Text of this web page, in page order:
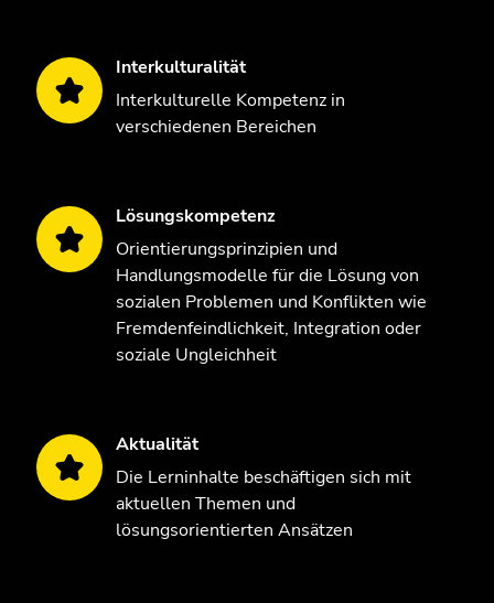
Interkulturalität
Interkulturelle Kompetenz in
verschiedenen Bereichen
Lösungskompetenz
Orientierungsprinzipien und
Handlungsmodelle für die Lösung von
sozialen Problemen und Konflikten wie
Fremdenfeindlichkeit, Integration oder
soziale Ungleichheit
Aktualität
Die Lerninhalte beschäftigen sich mit
aktuellen Themen und
lösungsorientierten Ansätzen